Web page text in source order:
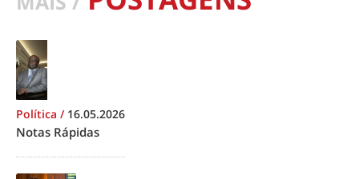
Política / 16.05.2026
Notas Rápidas